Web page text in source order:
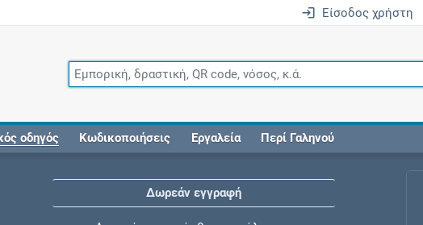
Είσοδος χρήστη
οδηγός Κωδικοποιήσεις Εργαλεία Περί Γαληνού
Δωρεάν εγγραφή